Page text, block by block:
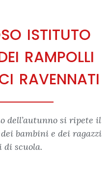
ISTITUTO
RAMPOLLI
RAVENNATI
dell’autunno si ripete il
bambini e dei ragazzi
di scuola.